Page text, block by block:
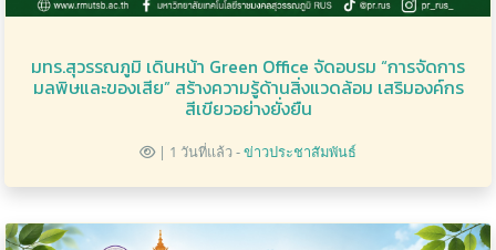
มทร.สุวรรณภูมิ เดินหน้า Green Office จัดอบรม “การจัดการ
มลพิษและของเสีย” สร้างความรู้ด้านสิ่งแวดล้อม เสริมองค์กร
สีเขียวอย่างยั่งยืน
| 1 วันที่แล้ว -ข่าวประชาสัมพันธ์